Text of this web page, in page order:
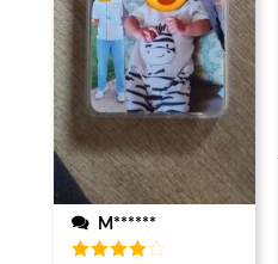
M******